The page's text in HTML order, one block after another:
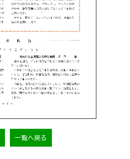
一覧へ戻る